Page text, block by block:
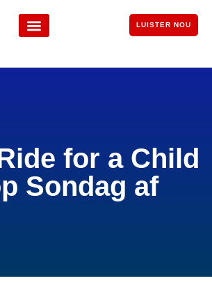
LUISTER NOU
for a Child
Sondag af